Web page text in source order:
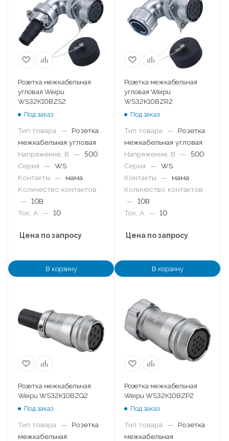
Розетка межкабельная
угловая Weipu
WS32K10BZS2
Под заказ
Тип товара —
Розетка
межкабельная угловая
Напряжение, В
— 500
Серия
— WS
Контакты
—
мама
Количество контактов
— 10B
Ток, А
— 10
Цена по запросу
В корзину
Розетка межкабельная
угловая Weipu
WS32K10BZR2
Под заказ
Тип товара —
Розетка
межкабельная угловая
Напряжение, В
— 500
Серия
— WS
Контакты
—
мама
Количество контактов
— 10B
Ток, А
— 10
Цена по запросу
В корзину
Розетка межкабельная
Weipu WS32K10BZQ2
Под заказ
Тип товара —
Розетка
межкабельная
Розетка межкабельная
Weipu WS32K10BZP2
Под заказ
Тип товара —
Розетка
межкабельная